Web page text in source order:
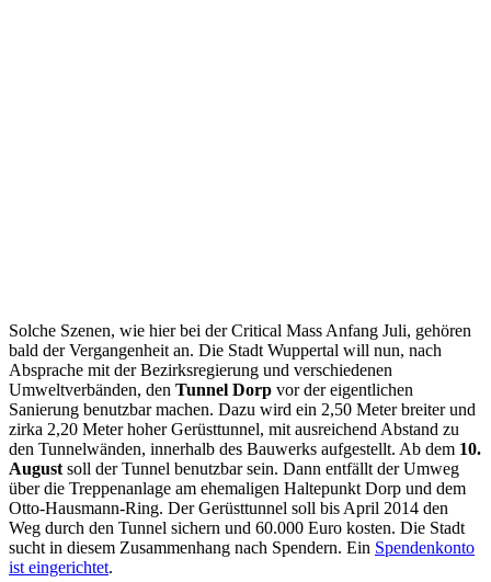
Solche Szenen, wie hier bei der Critical Mass Anfang Juli, gehören
bald der Vergangenheit an. Die Stadt Wuppertal will nun, nach
Absprache mit der Bezirksregierung und verschiedenen
Umweltverbänden, den Tunnel Dorp vor der eigentlichen
Sanierung benutzbar machen. Dazu wird ein 2,50 Meter breiter und
zirka 2,20 Meter hoher Gerüsttunnel, mit ausreichend Abstand zu
den Tunnelwänden, innerhalb des Bauwerks aufgestellt. Ab dem 10.
August soll der Tunnel benutzbar sein. Dann entfällt der Umweg
über die Treppenanlage am ehemaligen Haltepunkt Dorp und dem
Otto-Hausmann-Ring. Der Gerüsttunnel soll bis April 2014 den
Weg durch den Tunnel sichern und 60.000 Euro kosten. Die Stadt
sucht in diesem Zusammenhang nach Spendern. Ein Spendenkonto
ist eingerichtet.